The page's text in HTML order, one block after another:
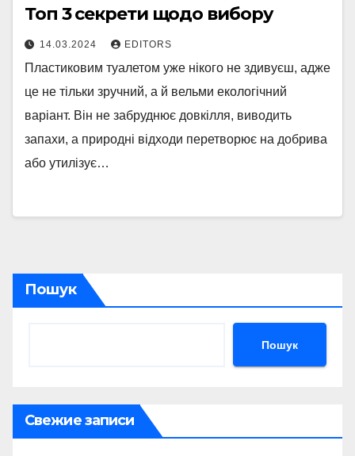
Топ 3 секрети щодо вибору
14.03.2024 EDITORS
Пластиковим туалетом уже нікого не здивуєш, адже
це не тільки зручний, а й вельми екологічний
варіант. Він не забруднює довкілля, виводить
запахи, а природні відходи перетворює на добрива
або утилізує…
Пошук
Пошук
Свежие записи